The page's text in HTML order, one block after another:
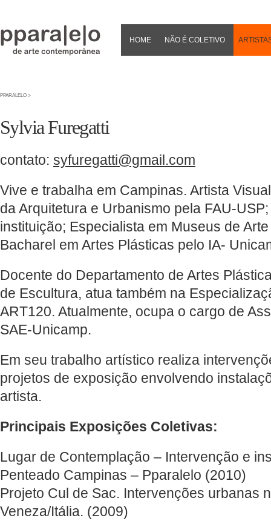
HOME NÃO É COLETIVO
PPARALELO >
Sylvia Furegatti
contato: syfuregatti@gmail.com
Vive e trabalha em Campinas. Artista
da Arquitetura e Urbanismo pela FAU-
instituição; Especialista em Museus de
Bacharel em Artes Plásticas pelo IA-
Docente do Departamento de Artes
de Escultura, atua também na
ART120. Atualmente, ocupa o cargo de
SAE-Unicamp.
Em seu trabalho artístico realiza
projetos de exposição envolvendo
artista.
Principais Exposições Coletivas:
Lugar de Contemplação – Intervenção e
Penteado Campinas – Pparalelo (2010)
Projeto Cul de Sac. Intervenções urbanas
Veneza/Itália. (2009)